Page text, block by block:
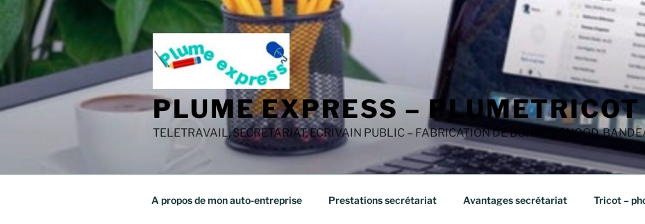
contenu
principal
PLUME EXPRESS – PLUMETRICOT
TELETRAVAIL, SECRETARIAT, ECRIVAIN PUBLIC – FABRICATION DE BONNET, SNOOD,
A propos de mon auto-entreprise Prestations secrétariat Avantages secrétariat Tricot –